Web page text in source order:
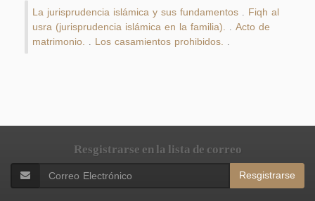
La jurisprudencia islámica y sus fundamentos Fiqh al
usra (jurisprudencia islámica en la familia). Acto de
matrimonio. Los casamientos prohibidos.
Resgistrarse en la lista de correo
Resgistrarse